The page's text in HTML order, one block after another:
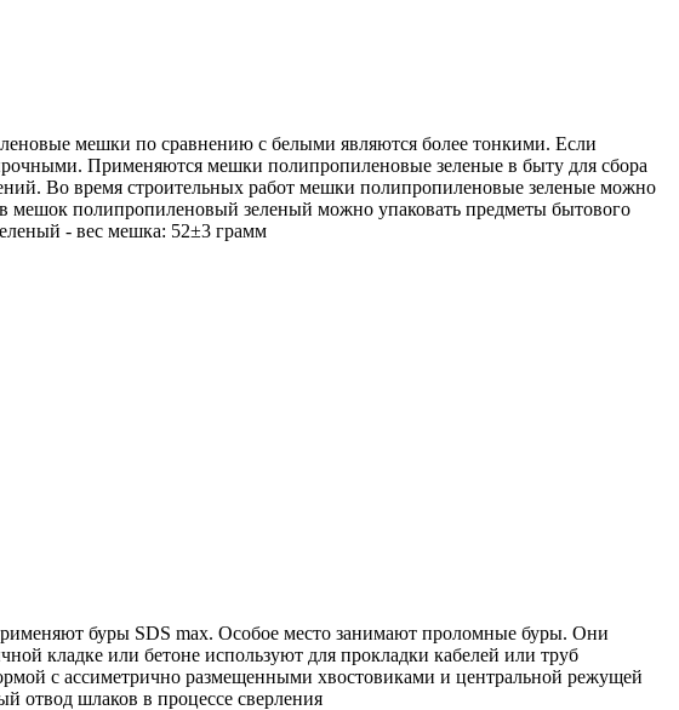
мешки по сравнению с белыми являются более тонкими. Если
Применяются мешки полипропиленовые зеленые в быту для сбора
Во время строительных работ мешки полипропиленовые зеленые можно
в мешок полипропиленовый зеленый можно упаковать предметы бытового
- вес мешка: 52±3 грамм
буры SDS max. Особое место занимают проломные буры. Они
кладке или бетоне используют для прокладки кабелей или труб
с ассиметрично размещенными хвостовиками и центральной режущей
отвод шлаков в процессе сверления